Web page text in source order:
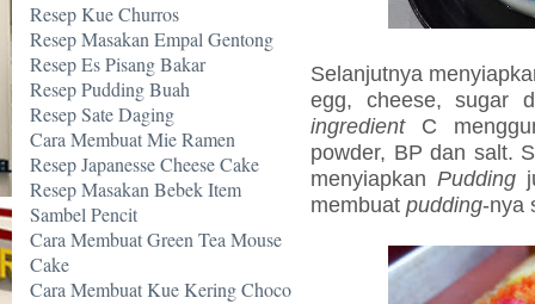
Resep Kue Churros
Resep Masakan Empal Gentong
Resep Es Pisang Bakar
Resep Pudding Buah
Resep Sate Daging
Cara Membuat Mie Ramen
Resep Japanesse Cheese Cake
Resep Masakan Bebek Item
Sambel Pencit
Cara Membuat Green Tea Mouse
Cake
Cara Membuat Kue Kering Choco
Selanjutnya
egg, cheese, sugar
ingredientC
powder, BP dan salt.
menyiapkanPudding
membuat pudding-nya